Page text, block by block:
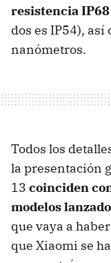
resistencia IP68
dos es IP54), así
nanómetros.
Todos los
la presentación
13 coinciden
modelos
que vaya a
que Xiaomi se